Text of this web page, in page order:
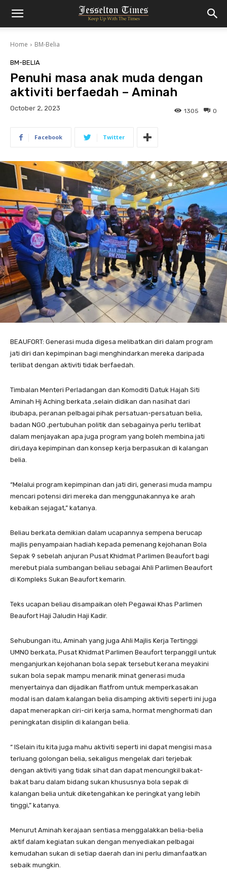
Home BM-Belia
BM-BELIA
Penuhi masa anak muda dengan
aktiviti berfaedah – Aminah
October 2, 2023 0
1305
Facebook Twitter
BEAUFORT: Generasi muda digesa melibatkan diri dalam program
jati diri dan kepimpinan bagi menghindarkan mereka daripada
terlibat dengan aktiviti tidak berfaedah.
Timbalan Menteri Perladangan dan Komoditi Datuk Hajah Siti
Aminah Hj Aching berkata ,selain didikan dan nasihat dari
ibubapa, peranan pelbagai pihak persatuan-persatuan belia,
badan NGO ,pertubuhan politik dan sebagainya perlu terlibat
dalam menjayakan apa juga program yang boleh membina jati
diri,daya kepimpinan dan konsep kerja berpasukan di kalangan
belia.
“Melalui program kepimpinan dan jati diri, generasi muda mampu
mencari potensi diri mereka dan menggunakannya ke arah
kebaikan sejagat,” katanya.
Beliau berkata demikian dalam ucapannya sempena berucap
majlis penyampaian hadiah kepada pemenang kejohanan Bola
Sepak 9 sebelah anjuran Pusat Khidmat Parlimen Beaufort bagi
merebut piala sumbangan beliau sebagai Ahli Parlimen Beaufort
di Kompleks Sukan Beaufort kemarin.
Teks ucapan beliau disampaikan oleh Pegawai Khas Parlimen
Beaufort Haji Jaludin Haji Kadir.
Sehubungan itu, Aminah yang juga Ahli Majlis Kerja Tertinggi
UMNO berkata, Pusat Khidmat Parlimen Beaufort terpanggil untuk
menganjurkan kejohanan bola sepak tersebut kerana meyakini
sukan bola sepak mampu menarik minat generasi muda
menyertainya dan dijadikan flatfrom untuk memperkasakan
modal isan dalam kalangan belia disamping aktiviti seperti ini juga
dapat menerapkan ciri-ciri kerja sama, hormat menghormati dan
peningkatan disiplin di kalangan belia.
“ lSelain itu kita juga mahu aktiviti seperti ini dapat mengisi masa
terluang golongan belia, sekaligus mengelak dari terjebak
dengan aktiviti yang tidak sihat dan dapat mencungkil bakat-
bakat baru dalam bidang sukan khususnya bola sepak di
kalangan belia untuk diketengahkan ke peringkat yang lebih
tinggi,” katanya.
Menurut Aminah kerajaan sentiasa menggalakkan belia-belia
aktif dalam kegiatan sukan dengan menyediakan pelbagai
kemudahan sukan di setiap daerah dan ini perlu dimanfaatkan
sebaik mungkin.